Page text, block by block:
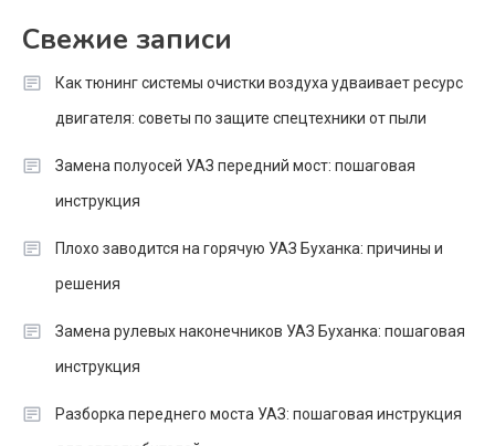
Свежие записи
Как тюнинг системы очистки воздуха удваивает ресурс
двигателя: советы по защите спецтехники от пыли
Замена полуосей УАЗ передний мост: пошаговая
инструкция
Плохо заводится на горячую УАЗ Буханка: причины и
решения
Замена рулевых наконечников УАЗ Буханка: пошаговая
инструкция
Разборка переднего моста УАЗ: пошаговая инструкция